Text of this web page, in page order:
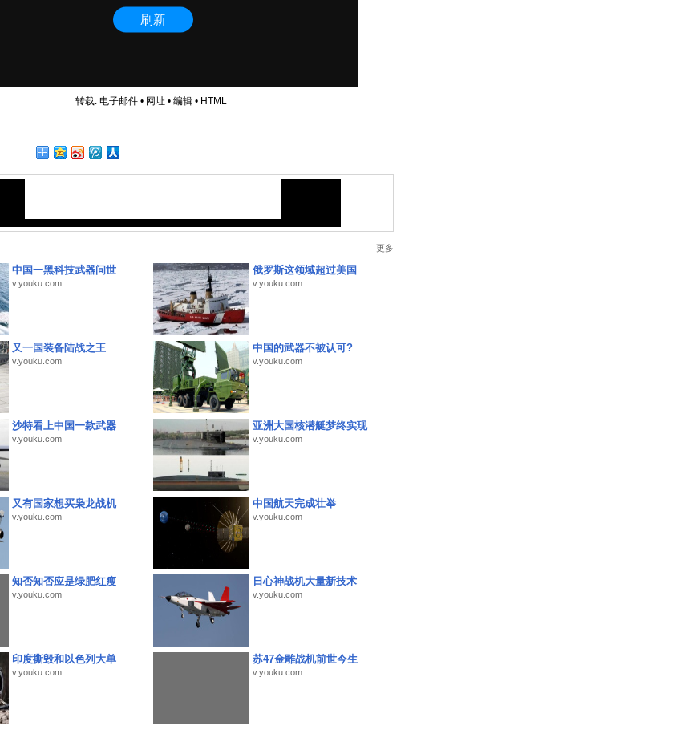
转载: 电子邮件• 网址 • 编辑• HTML
更多
中国一黑科技武器问世
v.youku.com
俄罗斯这领域超过美国
v.youku.com
又一国装备陆战之王
v.youku.com
中国的武器不被认可?
v.youku.com
沙特看上中国一款武器
v.youku.com
亚洲大国核潜艇梦终实现
v.youku.com
又有国家想买枭龙战机
v.youku.com
中国航天完成壮举
v.youku.com
知否知否应是绿肥红瘦
v.youku.com
日心神战机大量新技术
v.youku.com
印度撕毁和以色列大单
v.youku.com
苏47金雕战机前世今生
v.youku.com